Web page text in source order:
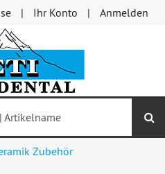
Ihr Konto Anmelden
Zubehör